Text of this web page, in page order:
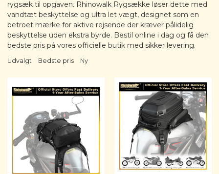
rygsæk til opgaven. Rhinowalk Rygsække løser dette med
vandtæt beskyttelse og ultra let vægt, designet som en
betroet mærke for aktive rejsende der kræver pålidelig
beskyttelse uden ekstra byrde. Bestil online i dag og få den
bedste pris på vores officielle butik med sikker levering.
Udvalgt Bedste pris Ny